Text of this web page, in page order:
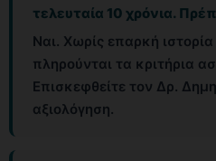
τελευταία 10 χρόνια.
Ναι. Χωρίς επαρκή
πληρούνται τα κριτήρια
Επισκεφθείτε τον Δρ.
αξιολόγηση.